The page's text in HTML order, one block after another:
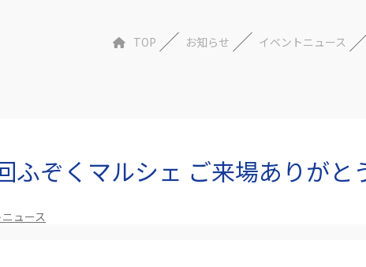
TOP お知らせ イベントニュース
ふぞくマルシェ ご来場ありがと
ュース